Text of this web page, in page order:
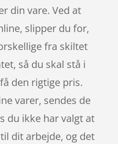
din vare. Ved at
slipper du for,
fra skiltet
så du skal stå i
den rigtige pris.
varer, sendes de
du ikke har valgt at
dit arbejde, og det